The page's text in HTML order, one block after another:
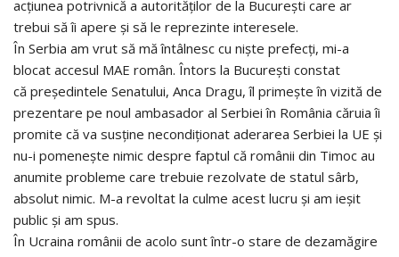
acțiunea potrivnică a autorităților de la București care ar
trebui să îi apere și să le reprezinte interesele.
În Serbia am vrut să mă întâlnesc cu niște prefecți, mi-a
blocat accesul MAE român. Întors la București constat
că președintele Senatului, Anca Dragu, îl primește în vizită de
prezentare pe noul ambasador al Serbiei în România căruia îi
promite că va susține necondiționat aderarea Serbiei la UE și
nu-i pomenește nimic despre faptul că românii din Timoc au
anumite probleme care trebuie rezolvate de statul sârb,
absolut nimic. M-a revoltat la culme acest lucru și am ieșit
public și am spus.
În Ucraina românii de acolo sunt într-o stare de dezamăgire